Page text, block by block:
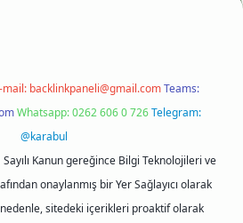
mail: backlinkpaneli@gmail.comTeams:
Whatsapp: 0262 606 0 726Telegram:
@karabul
Kanun gereğince Bilgi Teknolojileri ve
onaylanmış bir Yer Sağlayıcı olarak
sitedeki içerikleri proaktif olarak